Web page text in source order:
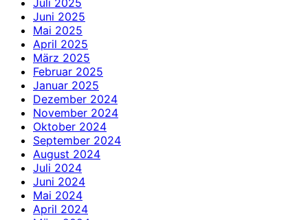
Juli 2025
Juni 2025
Mai 2025
April 2025
März 2025
Februar 2025
Januar 2025
Dezember 2024
November 2024
Oktober 2024
September 2024
August 2024
Juli 2024
Juni 2024
Mai 2024
April 2024